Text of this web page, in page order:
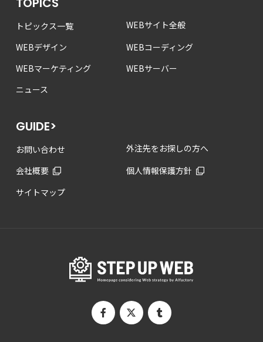
トピックス一覧
WEBサイト全般
WEBデザイン
WEBコーディング
WEBマーケティング
WEBサーバー
ニュース
GUIDE>
お問い合わせ
外注先をお探しの方へ
会社概要
個人情報保護方針
サイトマップ